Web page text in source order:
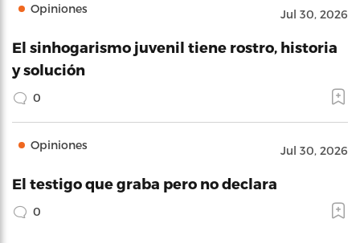
Opiniones Jul 30, 2026
El sinhogarismo juvenil tiene rostro, historia
y solución
0
Opiniones Jul 30, 2026
El testigo que graba pero no declara
0